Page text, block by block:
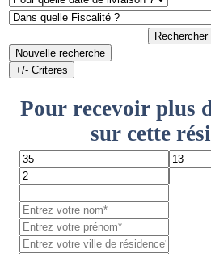
Rechercher
Nouvelle recherche
+/- Criteres
Pour recevoir plus
sur cette